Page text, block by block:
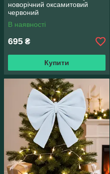
новорічний оксамитовий
червоний
В наявності
695 ₴
Купити